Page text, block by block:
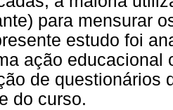
para mensurar
estudo foi
ação educacional
de questionários
do curso.